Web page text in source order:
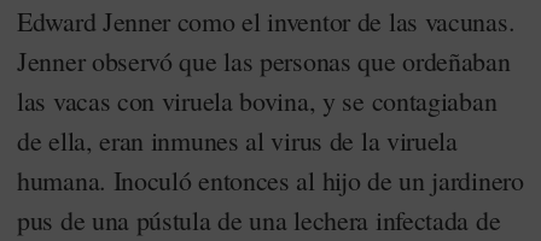
Edward Jenner como el inventor de las vacunas.
Jenner observó que las personas que ordeñaban
las vacas con viruela bovina, y se contagiaban
de ella, eran inmunes al virus de la viruela
humana. Inoculó entonces al hijo de un jardinero
pus de una pústula de una lechera infectada de